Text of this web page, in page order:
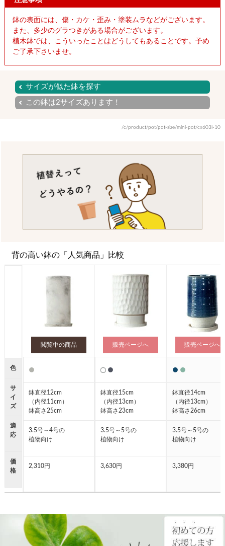
鉢の表面には、傷・カケ・歪み・塗装ムラなどがございます。
また、多少のグラつきがある場合がございます。
植木鉢では、こういったことはどうしてもあることです。予め
ご了承下さいませ。
サイズが似た鉢を探す
この鉢は2サイズあります！
/c/product/pot/pot-size/mini-pot/cx603l-10
背の高い鉢の「人気商品」比較
色
サ
イ
ズ
適
応
価
格
閲覧中の商品
●
鉢直径12cm
（内径11cm）
鉢高さ25cm
3.5号～4号の
植物向け
2,310円
販売ページへ
● ●
鉢直径15cm
（内径13cm）
鉢高さ23cm
3.5号～5号の
植物向け
3,630円
販売ページへ
● ●
鉢直径14cm
（内径13cm）
鉢高さ26cm
3.5号～5号の
植物向け
3,380円